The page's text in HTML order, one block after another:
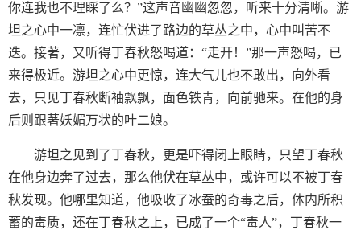
你连我也不理睬了么？”这声音幽幽忽忽，听来十分清晰。游
坦之心中一凛，连忙伏进了路边的草丛之中，心中叫苦不
迭。接著，又听得丁春秋怒喝道：“走开！”那一声怒喝，已
来得极近。游坦之心中更惊，连大气儿也不敢出，向外看
去，只见丁春秋断袖飘飘，面色铁青，向前驰来。在他的身
后则跟著妖媚万状的叶二娘。
游坦之见到了丁春秋，更是吓得闭上眼睛，只望丁春秋
在他身边奔了过去，那么他伏在草丛中，或许可以不被丁春
秋发现。他哪里知道，他吸收了冰蚕的奇毒之后，体内所积
蓄的毒质，还在丁春秋之上，已成了一个“毒人”，丁春秋一